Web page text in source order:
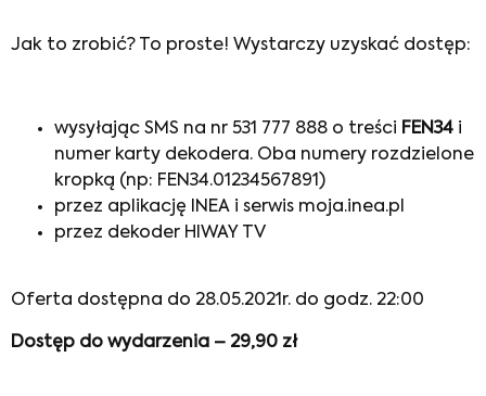
Jak to zrobić? To proste! Wystarczy uzyskać dostęp:
wysyłając SMS na nr 531 777 888 o treści FEN34 i
numer karty dekodera. Oba numery rozdzielone
kropką (np: FEN34.01234567891)
przez aplikację INEA i serwis moja.inea.pl
przez dekoder HIWAY TV
Oferta dostępna do 28.05.2021r. do godz. 22:00
Dostęp do wydarzenia – 29,90 zł